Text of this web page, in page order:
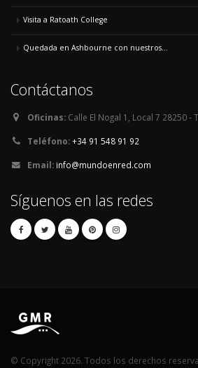
Visita a Ratoath College
Quedada en Ashbourne con nuestros...
Contáctanos
Oficinas: Calle El Nogal 1, Local 7 28250
Teléfono:+34 91 548 91 92
Email: info@mundoenred.com
Síguenos en las redes
© Copyright 2026. Todos los derechos